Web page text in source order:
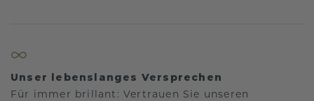
Unser lebenslanges Versprechen
Für immer brillant: Vertrauen Sie unseren